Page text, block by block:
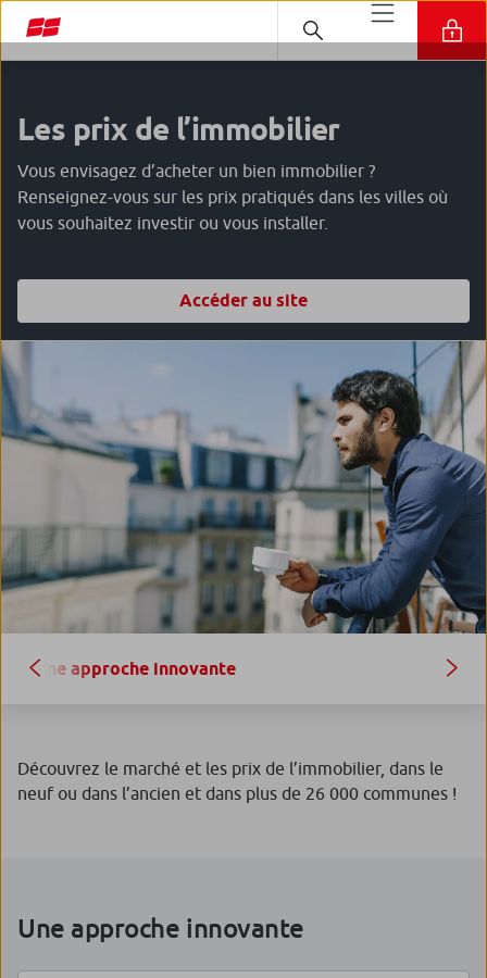
Les prix de l’immobilier
Vous envisagez d’acheter un bien immobilier ?
Renseignez-vous sur les prix pratiqués dans les villes où
vous souhaitez investir ou vous installer.
Accéder au site
Une approche innovante
Découvrez le marché et les prix de l’immobilier, dans le
neuf ou dans l’ancien et dans plus de 26 000 communes !
Une approche innovante